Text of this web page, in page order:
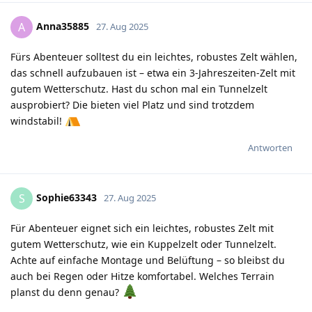
A Anna35885 27. Aug 2025
Fürs Abenteuer solltest du ein leichtes, robustes Zelt wählen,
das schnell aufzubauen ist – etwa ein 3-Jahreszeiten-Zelt mit
gutem Wetterschutz. Hast du schon mal ein Tunnelzelt
ausprobiert? Die bieten viel Platz und sind trotzdem
windstabil!
Antworten
S Sophie63343 27. Aug 2025
Für Abenteuer eignet sich ein leichtes, robustes Zelt mit
gutem Wetterschutz, wie ein Kuppelzelt oder Tunnelzelt.
Achte auf einfache Montage und Belüftung – so bleibst du
auch bei Regen oder Hitze komfortabel. Welches Terrain
planst du denn genau?